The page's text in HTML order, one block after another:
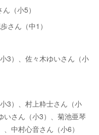
（小5）
さん（中1）
3）、佐々木ゆいさん（小
3）、村上粋士さん（小
いさん（小3）、菊池亜琴
中村心音さん（小6）